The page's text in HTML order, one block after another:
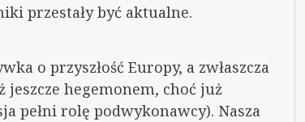
przestały być aktualne.
o przyszłość Europy, a zwłaszcza
hegemonem, choć już
pełni rolę podwykonawcy). Nasza